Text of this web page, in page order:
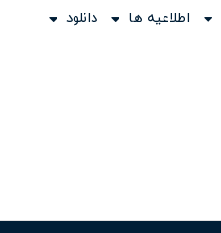
اطلاعیه ها دانلود